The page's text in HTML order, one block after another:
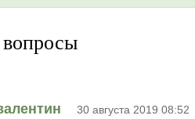
30 августа 2019 08:52